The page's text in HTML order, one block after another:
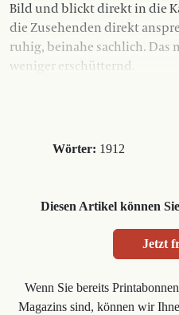
Bild und blickt direkt in die
die Zusehenden direkt
ruhig, beinahe sachlich. Das
weniger erschütternd.
Wörter: 1912
Diesen Artikel können
Jetzt
Wenn Sie bereits
Magazins sind, können wir